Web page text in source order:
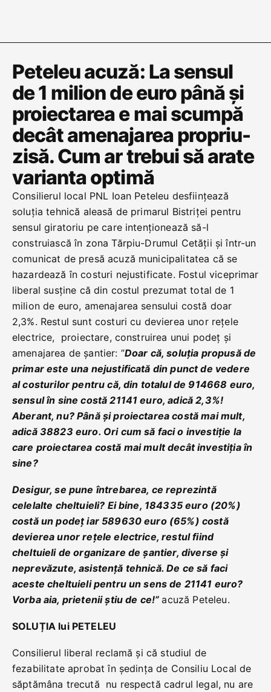
Peteleu acuză: La sensul
de 1 milion de euro până și
proiectarea e mai scumpă
decât amenajarea propriu-
zisă. Cum ar trebui să arate
varianta optimă
Consilierul local PNL Ioan Peteleu desființează
soluția tehnică aleasă de primarul Bistriței pentru
sensul giratoriu pe care intenționează să-l
construiască în zona Tărpiu-Drumul Cetății și într-un
comunicat de presă acuză municipalitatea că se
hazardează în costuri nejustificate. Fostul viceprimar
liberal susține că din costul prezumat total de 1
milion de euro, amenajarea sensului costă doar
2,3%. Restul sunt costuri cu devierea unor rețele
electrice, proiectare, construirea unui podeț și
amenajarea de șantier: ”Doar că, soluția propusă de
primar este una nejustificată din punct de vedere
al costurilor pentru că, din totalul de 914668 euro,
sensul în sine costă 21141 euro, adică 2,3%!
Aberant, nu? Până și proiectarea costă mai mult,
adică 38823 euro. Ori cum să faci o investiție la
care proiectarea costă mai mult decât investiția în
sine?
Desigur, se pune întrebarea, ce reprezintă
celelalte cheltuieli? Ei bine, 184335 euro (20%)
costă un podeț iar 589630 euro (65%) costă
devierea unor rețele electrice, restul fiind
cheltuieli de organizare de șantier, diverse și
neprevăzute, asistență tehnică. De ce să faci
aceste cheltuieli pentru un sens de 21141 euro?
Vorba aia, prietenii știu de ce!”acuză Peteleu.
SOLUȚIA lui PETELEU
Consilierul liberal reclamă și că studiul de
fezabilitate aprobat în ședința de Consiliu Local de
săptămâna trecută nu respectă cadrul legal, nu are